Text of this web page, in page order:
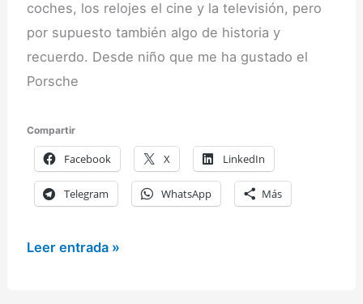
coches, los relojes el cine y la televisión, pero
por supuesto también algo de historia y
recuerdo. Desde niño que me ha gustado el
Porsche
Compartir
Facebook X LinkedIn
Telegram WhatsApp Más
Porsche
Leer entrada »